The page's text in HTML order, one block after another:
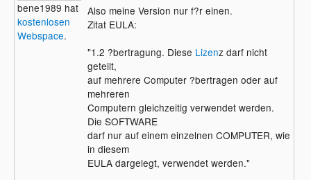
bene1989 hat
kostenlosen
Webspace.
Also meine Version nur f?r einen.
Zitat EULA:
"1.2 ?bertragung. Diese Lizenz darf nicht
geteilt,
auf mehrere Computer ?bertragen oder auf
mehreren
Computern gleichzeitig verwendet werden.
Die SOFTWARE
darf nur auf einem einzelnen COMPUTER, wie
in diesem
EULA dargelegt, verwendet werden."